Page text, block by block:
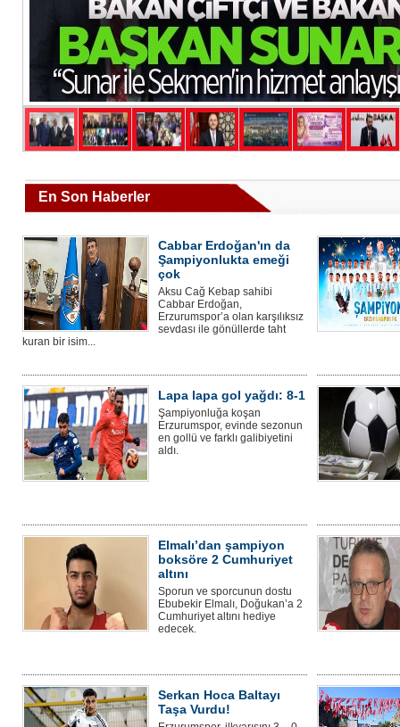
En Son Haberler
Cabbar Erdoğan'ın da
Şampiyonlukta emeği
çok
Aksu Cağ Kebap sahibi
Cabbar Erdoğan,
Erzurumspor’a olan karşılıksız
sevdası ile gönüllerde taht
kuran bir isim...
Lapa lapa gol yağdı: 8-1
Şampiyonluğa koşan
Erzurumspor, evinde sezonun
en gollü ve farklı galibiyetini
aldı.
Elmalı’dan şampiyon
boksöre 2 Cumhuriyet
altını
Sporun ve sporcunun dostu
Ebubekir Elmalı, Doğukan’a 2
Cumhuriyet altını hediye
edecek.
Serkan Hoca Baltayı
Taşa Vurdu!